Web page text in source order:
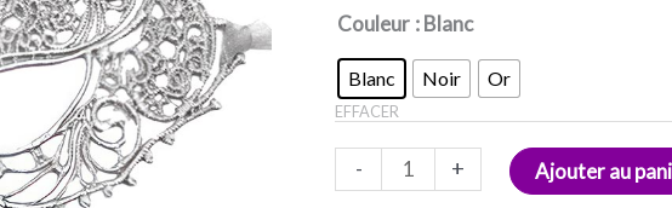
Couleur : Blanc
Blanc Noir Or
EFFACER
-
Vénitien
Couple
-
Stella
+ Ajouter au